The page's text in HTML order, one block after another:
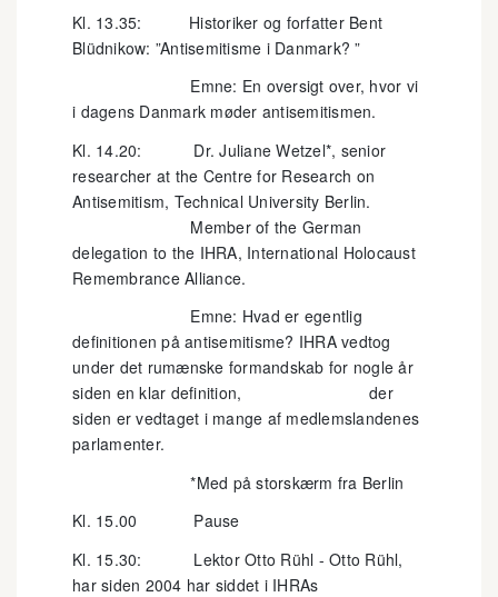
Kl. 13.35: Historiker og forfatter Bent
Blüdnikow: ”Antisemitisme i Danmark? ”
Emne: En oversigt over, hvor vi
i dagens Danmark møder antisemitismen.
Kl. 14.20: Dr. Juliane Wetzel*, senior
researcher at the Centre for Research on
Antisemitism, Technical University Berlin.
Member of the German
delegation to the IHRA, International Holocaust
Remembrance Alliance.
Emne: Hvad er egentlig
definitionen på antisemitisme? IHRA vedtog
under det rumænske formandskab for nogle år
siden en klar definition, der
siden er vedtaget i mange af medlemslandenes
parlamenter.
*Med på storskærm fra Berlin
Kl. 15.00 Pause
Kl. 15.30: Lektor Otto Rühl - Otto Rühl,
har siden 2004 har siddet i IHRAs